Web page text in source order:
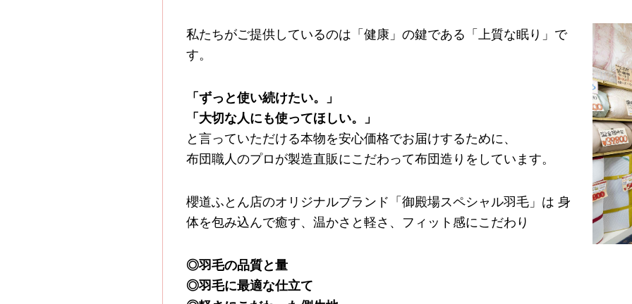
私たちがご提供しているのは「健康」の鍵である「上質な眠り」で
す。
「ずっと使い続けたい。」
「大切な人にも使ってほしい。」
と言っていただける本物を安心価格でお届けするために、
布団職人のプロが製造直販にこだわって布団造りをしています。
櫻道ふとん店のオリジナルブランド「御殿場スペシャル羽毛」は 身
体を包み込んで癒す、温かさと軽さ、フィット感にこだわり
◎羽毛の品質と量
◎羽毛に最適な仕立て